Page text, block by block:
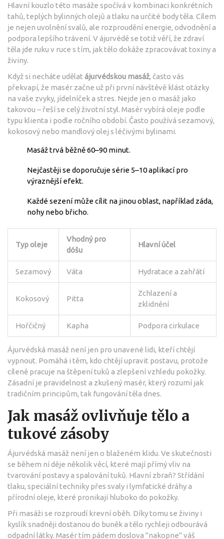
Hlavní kouzlo této masáže spočívá v kombinaci konkrétních
tahů, teplých bylinných olejů a tlaku na určité body těla. Cílem
je nejen uvolnění svalů, ale rozproudění energie, odvodnění a
podpora lepšího trávení. V ájurvédě se totiž věří, že zdraví
těla jde ruku v ruce s tím, jak tělo dokáže zpracovávat toxiny a
živiny.
Když si necháte udělat ájurvédskou masáž, často vás
překvapí, že masér začne už při první návštěvě klást otázky
na vaše zvyky, jídelníček a stres. Nejde jen o masáž jako
takovou – řeší se celý životní styl. Masér vybírá oleje podle
typu klienta i podle ročního období. Často používá sezamový,
kokosový nebo mandlový olej s léčivými bylinami.
Masáž trvá běžně 60–90 minut.
Nejčastěji se doporučuje série 5–10 aplikací pro
výraznější efekt.
Každé sezení může cílit na jinou oblast, například záda,
nohy nebo břicho.
Typ oleje
Vhodný pro
dóšu
Hlavní účel
Sezamový Váta Hydratace a zahřátí
Kokosový Pitta
Zchlazení a
zklidnění
Hořčičný Kapha Podpora cirkulace
Ájurvédská masáž není jen pro unavené lidi, kteří chtějí
vypnout. Pomáhá i těm, kdo chtějí upravit postavu, protože
cíleně pracuje na štěpení tuků a zlepšení vzhledu pokožky.
Zásadní je pravidelnost a zkušený masér, který rozumí jak
tradičním principům, tak fungování těla dnes.
Jak masáž ovlivňuje tělo a
tukové zásoby
Ájurvédská masáž není jen o blaženém klidu. Ve skutečnosti
se během ní děje několik věcí, které mají přímý vliv na
tvarování postavy a spalování tuků. Hlavní zbraň? Střídání
tlaku, speciální techniky přes svaly i lymfatické dráhy a
přírodní oleje, které pronikají hluboko do pokožky.
Při masáži se rozproudí krevní oběh. Díky tomu se živiny i
kyslík snadněji dostanou do buněk a tělo rychleji odbourává
odpadní látky. Masér tím pádem doslova "nakopne" váš